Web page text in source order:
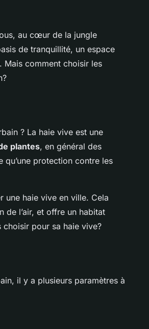
au cœur de la jungle
de tranquillité, un espace
Mais comment choisir les
? La haie vive est une
plantes, en général des
protection contre les
une haie vive en ville. Cela
de l’air, et offre un habitat
pour sa haie vive?
il y a plusieurs paramètres à